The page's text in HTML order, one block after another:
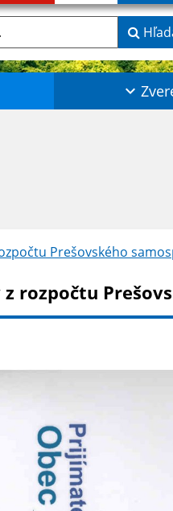
Prešovského
rozpočtu